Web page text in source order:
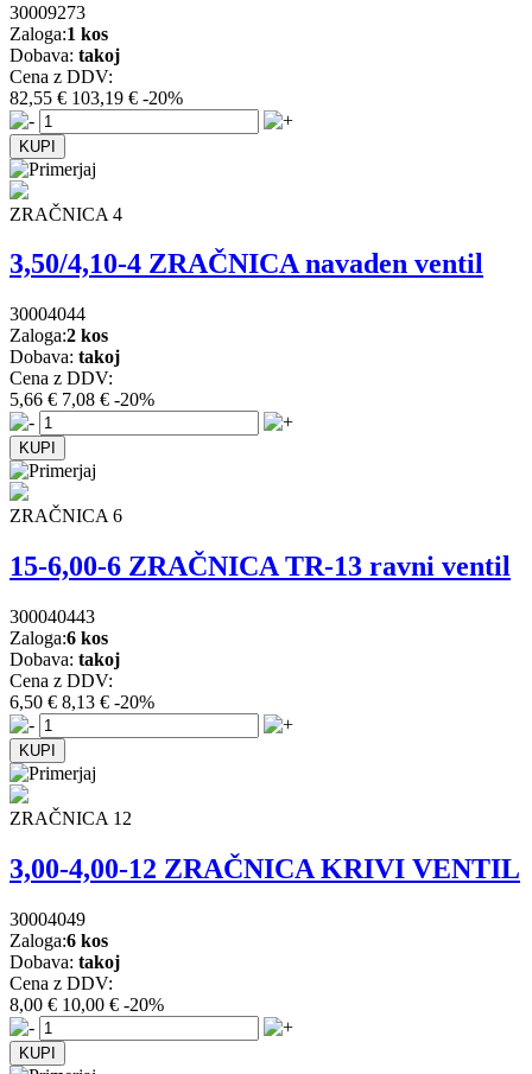
30009273
Zaloga:1 kos
Dobava: takoj
Cena z DDV:
82,55 € 103,19 € -20%
ZRAČNICA 4
3,50/4,10-4 ZRAČNICA navaden ventil
30004044
Zaloga:2 kos
Dobava: takoj
Cena z DDV:
5,66 € 7,08 € -20%
ZRAČNICA 6
15-6,00-6 ZRAČNICA TR-13 ravni ventil
300040443
Zaloga:6 kos
Dobava: takoj
Cena z DDV:
6,50 € 8,13 € -20%
ZRAČNICA 12
3,00-4,00-12 ZRAČNICA KRIVI VENTIL
30004049
Zaloga:6 kos
Dobava: takoj
Cena z DDV:
8,00 € 10,00 € -20%